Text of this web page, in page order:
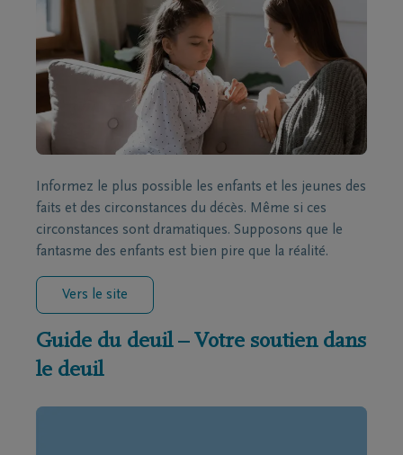
Informez le plus possible les enfants et les jeunes des
faits et des circonstances du décès. Même si ces
circonstances sont dramatiques. Supposons que le
fantasme des enfants est bien pire que la réalité.
Vers le site
Guide du deuil – Votre soutien dans
le deuil